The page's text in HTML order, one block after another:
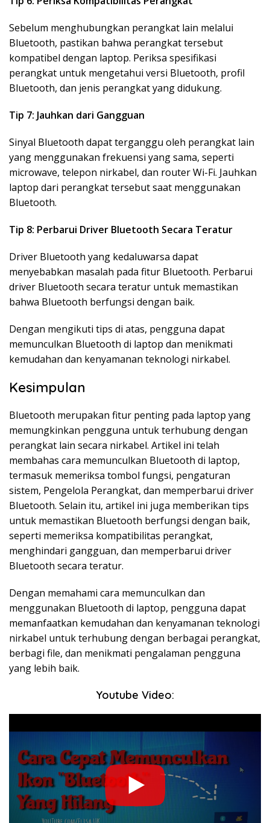
Sebelum menghubungkan perangkat lain melalui
Bluetooth, pastikan bahwa perangkat tersebut
kompatibel dengan laptop. Periksa spesifikasi
perangkat untuk mengetahui versi Bluetooth, profil
Bluetooth, dan jenis perangkat yang didukung.
Tip 7: Jauhkan dari Gangguan
Sinyal Bluetooth dapat terganggu oleh perangkat lain
yang menggunakan frekuensi yang sama, seperti
microwave, telepon nirkabel, dan router Wi-Fi. Jauhkan
laptop dari perangkat tersebut saat menggunakan
Bluetooth.
Tip 8: Perbarui Driver Bluetooth Secara Teratur
Driver Bluetooth yang kedaluwarsa dapat
menyebabkan masalah pada fitur Bluetooth. Perbarui
driver Bluetooth secara teratur untuk memastikan
bahwa Bluetooth berfungsi dengan baik.
Dengan mengikuti tips di atas, pengguna dapat
memunculkan Bluetooth di laptop dan menikmati
kemudahan dan kenyamanan teknologi nirkabel.
Kesimpulan
Bluetooth merupakan fitur penting pada laptop yang
memungkinkan pengguna untuk terhubung dengan
perangkat lain secara nirkabel. Artikel ini telah
membahas cara memunculkan Bluetooth di laptop,
termasuk memeriksa tombol fungsi, pengaturan
sistem, Pengelola Perangkat, dan memperbarui driver
Bluetooth. Selain itu, artikel ini juga memberikan tips
untuk memastikan Bluetooth berfungsi dengan baik,
seperti memeriksa kompatibilitas perangkat,
menghindari gangguan, dan memperbarui driver
Bluetooth secara teratur.
Dengan memahami cara memunculkan dan
menggunakan Bluetooth di laptop, pengguna dapat
memanfaatkan kemudahan dan kenyamanan teknologi
nirkabel untuk terhubung dengan berbagai perangkat,
berbagi file, dan menikmati pengalaman pengguna
yang lebih baik.
Youtube Video: